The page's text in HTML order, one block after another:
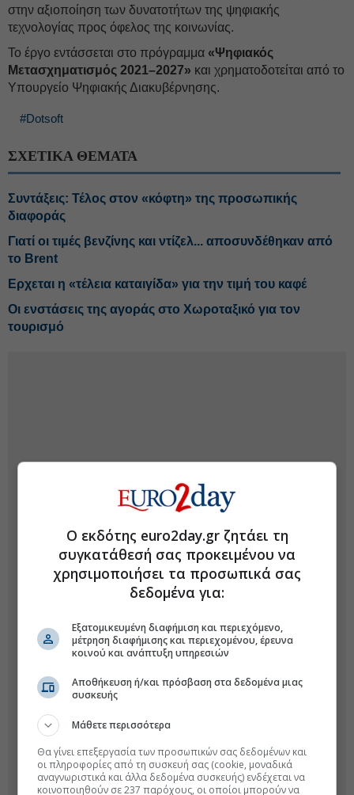
στην αξιοποίηση των δυνατοτήτων της ψηφιακής
τεχνολογίας προς όφελος της κοινωνίας.
Το έργο εντάσσεται στο πρόγραμμα «Ψηφιακός
Μετασχηματισμός 2021–2027» και χρηματοδοτείται από το
Υπουργείο Ψηφιακής Διακυβέρνησης.
#Dotsoft
ΣΧΕΤΙΚΑ ΘΕΜΑΤΑ
Συντάξεις: Τέλος στον «κόφτη» της προσωπικής
διαφοράς
Γιατί οι τιμές βενζίνης και ντίζελ... αποσυνδέθηκαν από
το Brent
Ερχεται η «τέλεια καταιγίδα» για την τιμή του καφέ
Οι ενστάσεις της αγοράς στο Χωροταξικό για τον
τουρισμό
Ο εκδότης euro2day.gr ζητάει τη
συγκατάθεσή σας προκειμένου να
χρησιμοποιήσει τα προσωπικά σας
δεδομένα για:
Εξατομικευμένη διαφήμιση και περιεχόμενο,
μέτρηση διαφήμισης και περιεχομένου, έρευνα
κοινού και ανάπτυξη υπηρεσιών
Αποθήκευση ή/και πρόσβαση στα δεδομένα μιας
συσκευής
Μάθετε περισσότερα
Θα γίνει επεξεργασία των προσωπικών σας δεδομένων και
οι πληροφορίες από τη συσκευή σας (cookie, μοναδικά
αναγνωριστικά και άλλα δεδομένα συσκευής) ενδέχεται να
κοινοποιηθούν σε 237 παρόχους, οι οποίοι μπορούν να